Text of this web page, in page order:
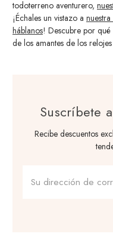
todoterreno aventurero,
¡Échales un vistazo a
háblanos! Descubre por qué
de los amantes de los
Suscríbete
Recibe descuentos